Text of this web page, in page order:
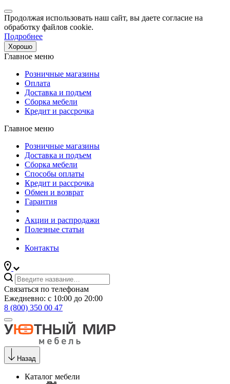
Продолжая использовать наш сайт, вы даете согласие на
обработку файлов cookie.
Подробнее
Хорошо
Главное меню
Розничные магазины
Оплата
Доставка и подъем
Сборка мебели
Кредит и рассрочка
Главное меню
Розничные магазины
Доставка и подъем
Сборка мебели
Способы оплаты
Кредит и рассрочка
Обмен и возврат
Гарантия
Акции и распродажи
Полезные статьи
Контакты
Связаться по телефонам
Ежедневно: с 10:00 до 20:00
8 (800) 350 00 47
Назад
Каталог мебели